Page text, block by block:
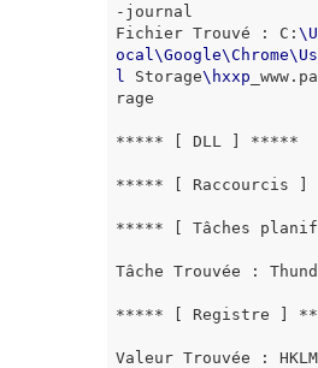
-journal
Fichier Trouvé : C: \
ocal \Google\Chrome\
l
Storage\ hxxp
rage
***** [ DLL ] *****
***** [ Raccourcis ]
***** [ Tâches
Tâche Trouvée :
***** [ Registre ]
Valeur Trouvée : HKLM